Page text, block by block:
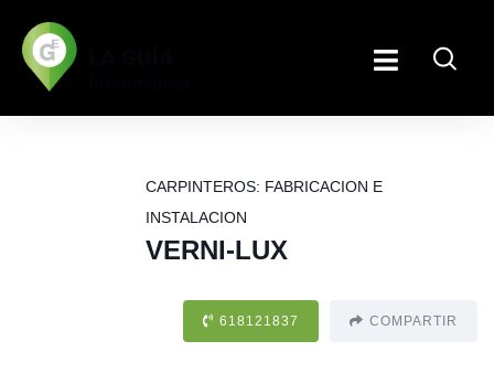
CARPINTEROS: FABRICACION E
INSTALACION
VERNI-LUX
618121837 COMPARTIR